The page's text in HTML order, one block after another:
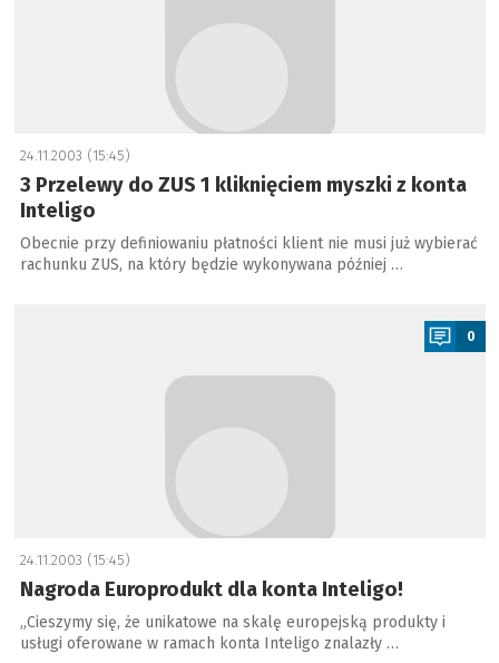
24.11.2003 (15:45)
3 Przelewy do ZUS 1 kliknięciem myszki z konta
Inteligo
Obecnie przy definiowaniu płatności klient nie musi już wybierać
rachunku ZUS, na który będzie wykonywana później …
0
24.11.2003 (15:45)
Nagroda Europrodukt dla konta Inteligo!
„Cieszymy się, że unikatowe na skalę europejską produkty i
usługi oferowane w ramach konta Inteligo znalazły …